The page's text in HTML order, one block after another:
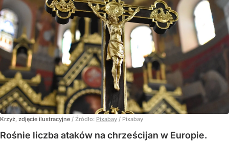
Krzyż, zdjęcie ilustracyjne / Źródło: Pixabay / Pixabay
Rośnie liczba ataków na chrześcijan w Europie.